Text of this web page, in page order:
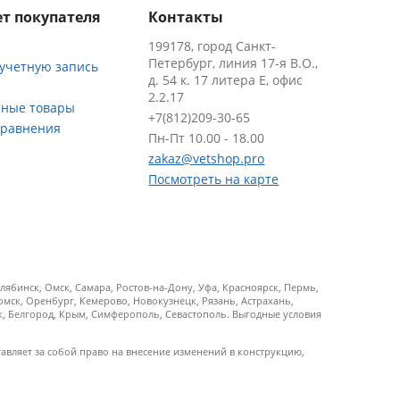
покупателя
запись
товары
Контакты
199178, город Санкт-
Петербург, линия 17-я В.О.,
д. 54 к. 17 литера Е, офис
2.2.17
+7(812)209-30-65
Пн-Пт 10.00 - 18.00
zakaz@vetshop.pro
Посмотреть на карте
Омск, Самара, Ростов-на-Дону, Уфа, Красноярск, Пермь,
Оренбург, Кемерово, Новокузнецк, Рязань, Астрахань,
Белгород, Крым, Симферополь, Севастополь. Выгодные условия
за собой право на внесение изменений в конструкцию,